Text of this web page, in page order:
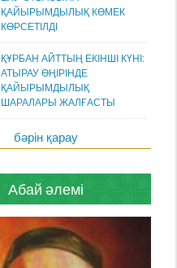
ҚАЙЫРЫМДЫЛЫҚ КӨМЕК
КӨРСЕТІЛДІ
ҚҰРБАН АЙТТЫҢ ЕКІНШІ КҮНІ:
АТЫРАУ ӨҢІРІНДЕ
ҚАЙЫРЫМДЫЛЫҚ
ШАРАЛАРЫ ЖАЛҒАСТЫ
бәрін қарау
Абай әлемі